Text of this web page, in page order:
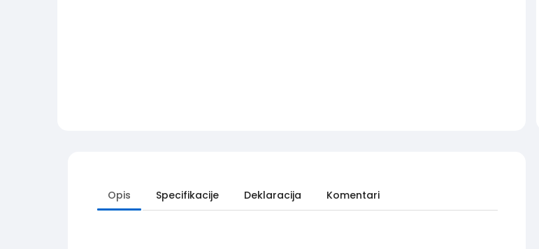
Opis Specifikacije Deklaracija Komentari